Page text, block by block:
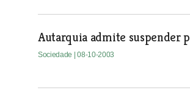
Autarquia admite suspender
Sociedade | 08-10-2003